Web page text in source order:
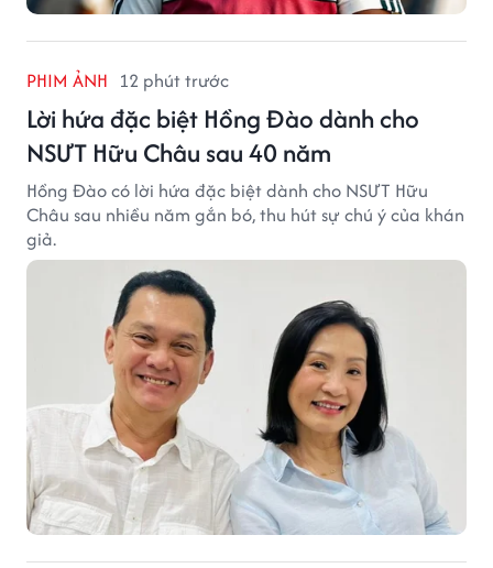
PHIM ẢNH 12 phút trước
Lời hứa đặc biệt Hồng Đào dành cho
NSƯT Hữu Châu sau 40 năm
Hồng Đào có lời hứa đặc biệt dành cho NSƯT Hữu
Châu sau nhiều năm gắn bó, thu hút sự chú ý của khán
giả.